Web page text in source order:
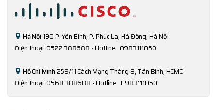
Hà Nội190 P. Yên Bình, P. Phúc La, Hà Đông, Hà Nội
Điện thoại: 0522 388688 - Hotline 0983111050
Hồ Chí Minh259/11 Cách Mạng Tháng 8, Tân Bình, HCMC
Điện thoại: 0568 388688 - Hotline 0983111050